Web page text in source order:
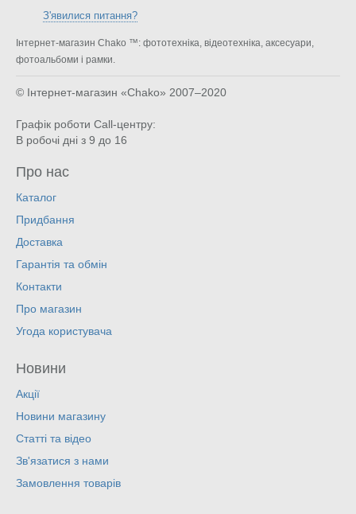
З'явилися питання?
Інтернет-магазин Chako ™: фототехніка, відеотехніка, аксесуари,
фотоальбоми і рамки.
© Інтернет-магазин «Chako» 2007–2020
Графік роботи Call-центру:
В робочі дні з 9 до 16
Про нас
Каталог
Придбання
Доставка
Гарантія та обмін
Контакти
Про магазин
Угода користувача
Новини
Акції
Новини магазину
Статті та відео
Зв'язатися з нами
Замовлення товарів